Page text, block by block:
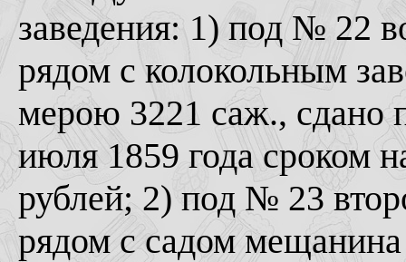
заведения: 1) под № 22
рядом с колокольным
мерою 3221 саж., сдано
июля 1859 года сроком
рублей; 2) под № 23
рядом с садом